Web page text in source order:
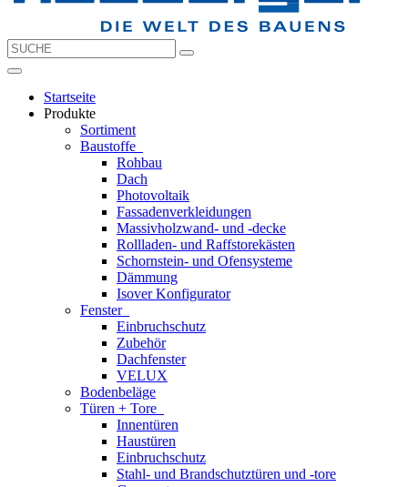
Startseite
Produkte
Sortiment
Baustoffe
Rohbau
Dach
Photovoltaik
Fassadenverkleidungen
Massivholzwand- und -decke
Rollladen- und Raffstorekästen
Schornstein- und Ofensysteme
Dämmung
Isover Konfigurator
Fenster
Einbruchschutz
Zubehör
Dachfenster
VELUX
Bodenbeläge
Türen + Tore
Innentüren
Haustüren
Einbruchschutz
Stahl- und Brandschutztüren und -tore